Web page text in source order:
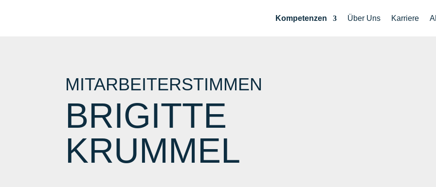
Kompetenzen Über Uns Karriere
MITARBEITERSTIMMEN
BRIGITTE
KRUMMEL